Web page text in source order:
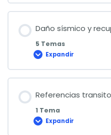
Daño sísmico y
5 Temas
Expandir
Daño
y
recuperación
Referencias
1 Tema
Expandir
Referencias